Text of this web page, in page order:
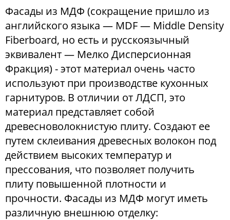
Матрасы
Ротанг
Фасады из МДФ (сокращение пришло из
английского языка — MDF — Middle Density
Fiberboard, но есть и русскоязычный
эквивалент — Мелко Дисперсионная
Фракция) - этот материал очень часто
используют при производстве кухонных
гарнитуров. В отличии от ЛДСП, это
материал представляет собой
древесноволокнистую плиту. Создают ее
путем склеивания древесных волокон под
действием высоких температур и
прессования, что позволяет получить
плиту повышенной плотности и
прочности. Фасады из МДФ могут иметь
различную внешнюю отделку: